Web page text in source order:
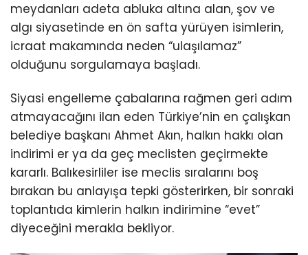
meydanları adeta abluka altına alan, şov ve
algı siyasetinde en ön safta yürüyen isimlerin,
icraat makamında neden “ulaşılamaz”
olduğunu sorgulamaya başladı.
Siyasi engelleme çabalarına rağmen geri adım
atmayacağını ilan eden Türkiye’nin en çalışkan
belediye başkanı Ahmet Akın, halkın hakkı olan
indirimi er ya da geç meclisten geçirmekte
kararlı. Balıkesirliler ise meclis sıralarını boş
bırakan bu anlayışa tepki gösterirken, bir sonraki
toplantıda kimlerin halkın indirimine “evet”
diyeceğini merakla bekliyor.